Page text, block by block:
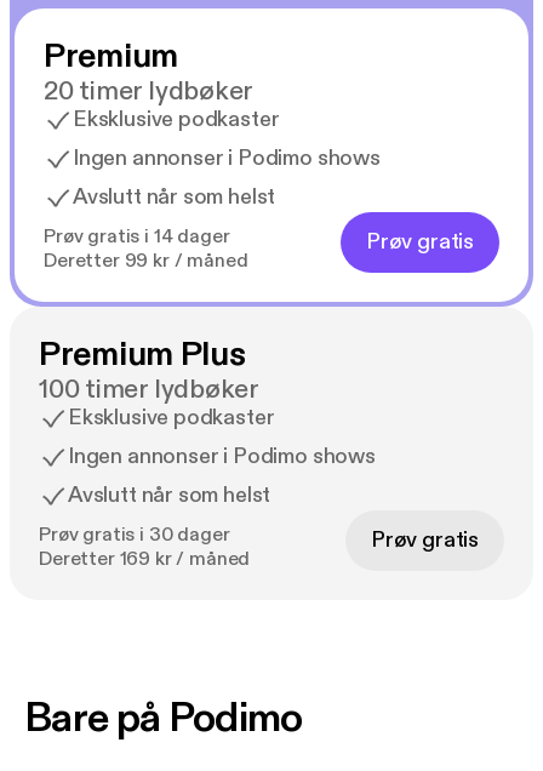
Premium
20 timer lydbøker
Eksklusive podkaster
Ingen annonser i Podimo shows
Avslutt når som helst
Prøv gratis i 14 dager
Deretter 99 kr / måned
Prøv gratis
Premium Plus
100 timer lydbøker
Eksklusive podkaster
Ingen annonser i Podimo shows
Avslutt når som helst
Prøv gratis i 30 dager
Deretter 169 kr / måned
Prøv gratis
Bare på Podimo